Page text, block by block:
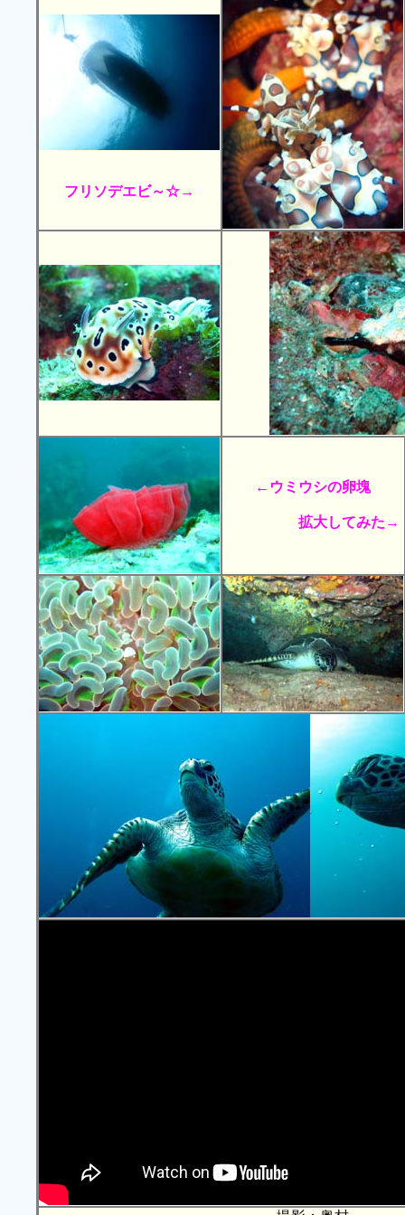
フリソデエビ～☆→
←ウミウシの卵塊
拡大してみた→